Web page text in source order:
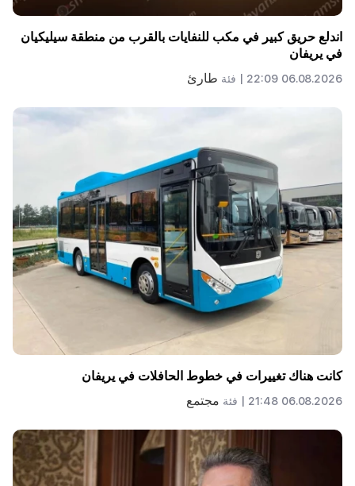
اندلع حريق كبير في مكب للنفايات بالقرب من منطقة سيليكيان
في يريفان
06.08.2026 22:09 | فئة طارئ
كانت هناك تغييرات في خطوط الحافلات في يريفان
06.08.2026 21:48 | فئة مجتمع